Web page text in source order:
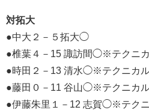
対拓大
●中大２－５拓大◯
●椎葉４－15 諏訪間◯※テクニ
●時田２－13 清水◯※テクニカ
●藤田０－11 谷山◯※テクニカ
●伊藤朱里１－12 志賀◯※テク